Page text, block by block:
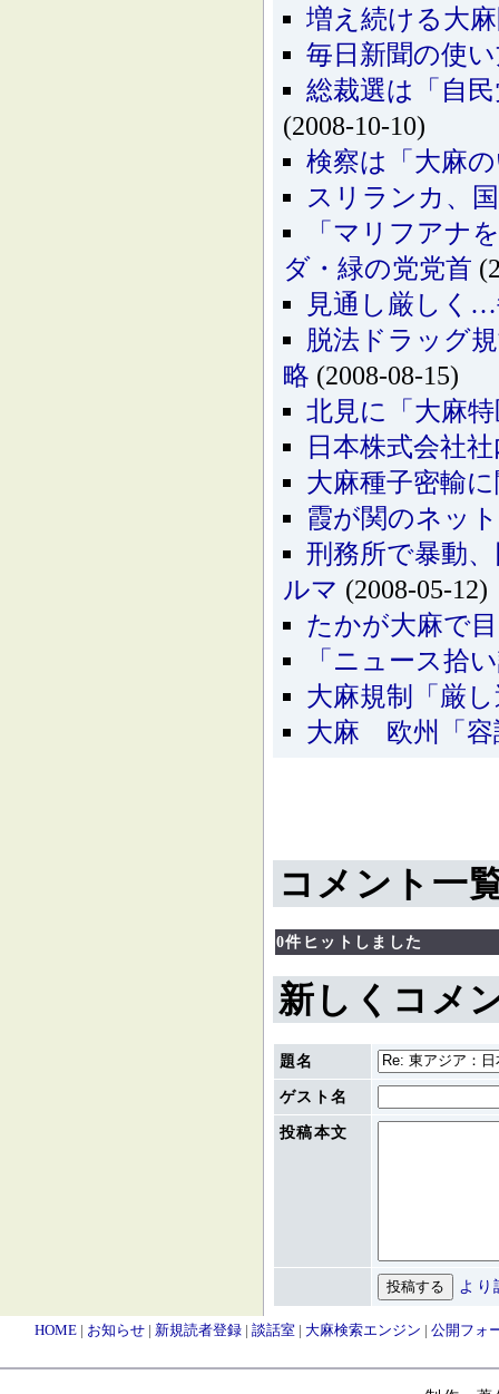
増え続ける大
毎日新聞の使
総裁選は「自
(2008-10-10)
検察は「大麻
スリランカ、
「マリフアナ
ダ・緑の党党首
見通し厳しく
脱法ドラッグ
略 (2008-08-15)
北見に「大麻
日本株式会社
大麻種子密輸
霞が関のネッ
刑務所で暴動
ルマ (2008-05-12)
たかが大麻で
「ニュース拾
大麻規制「厳
大麻 欧州「容
コメント一
0件ヒットしました
新しくコメ
題名
ゲスト名
投稿本文
より
HOME | お知らせ | 新規読者登録 | 談話室 | 大麻検索エンジン | 公開フォ